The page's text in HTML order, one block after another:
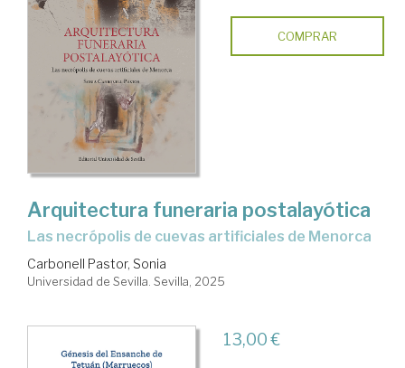
COMPRAR
Arquitectura funeraria postalayótica
Las necrópolis de cuevas artificiales de Menorca
Carbonell Pastor, Sonia
Universidad de Sevilla. Sevilla, 2025
13,00 €